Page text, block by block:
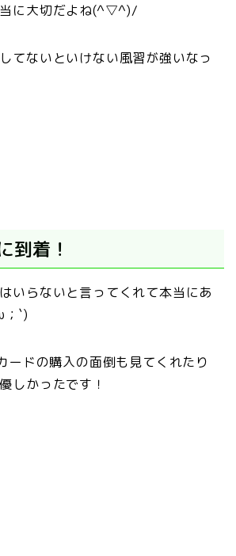
当に大切だよね(^▽^)/
てないといけない風習が強いなっ
到着！
いらないと言ってくれて本当にあ
；`)
ードの購入の面倒も見てくれたり
しかったです！